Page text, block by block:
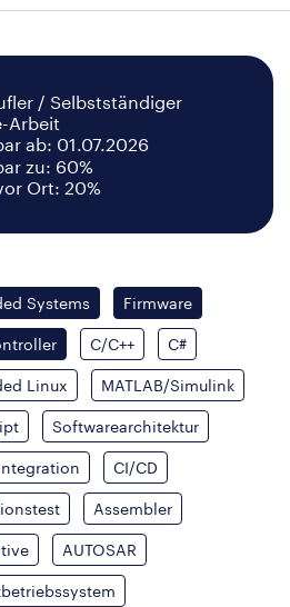
/ Selbstständiger
Arbeit
ab: 01.07.2026
zu: 60%
Ort: 20%
Systems Firmware
C/C++ C#
Linux MATLAB/Simulink
Softwarearchitektur
CI/CD
Assembler
AUTOSAR